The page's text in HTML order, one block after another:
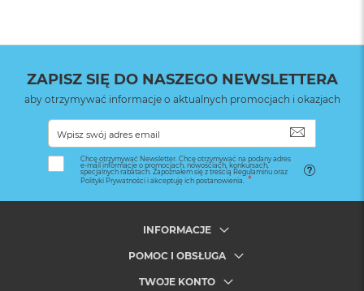
ZAPISZ SIĘ DO NASZEGO NEWSLETTERA
aby otrzymywać informacje o aktualnych promocjach i okazjach
Chcę otrzymywać Newsletter. Chcę otrzymywać na podany adres
e-mail informacje o promocjach, nowościach, konkursach,
specjalnych rabatach. Zapoznałem się z treścią Regulaminu oraz
Polityki Prywatności i akceptuję ich postanowienia.
INFORMACJE
POMOC I OBSŁUGA
TWOJE KONTO